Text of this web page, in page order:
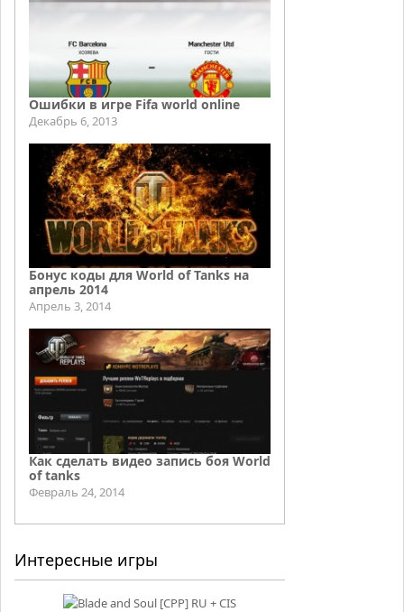
Ошибки в игре Fifa world online
Декабрь 6, 2013
Бонус коды для World of Tanks на
апрель 2014
Апрель 3, 2014
Как сделать видео запись боя World
of tanks
Февраль 24, 2014
Интересные игры